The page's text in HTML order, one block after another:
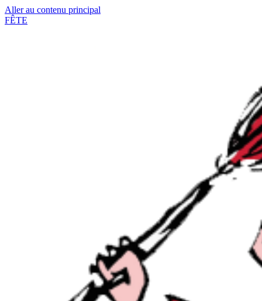
Aller au contenu principal
FÊTE